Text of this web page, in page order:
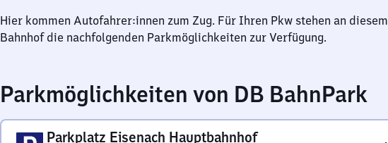
Hier kommen Autofahrer:innen zum Zug. Für Ihren Pkw stehen an diesem
Bahnhof die nachfolgenden Parkmöglichkeiten zur Verfügung.
Parkmöglichkeiten von DB BahnPark
Parkplatz Eisenach Hauptbahnhof